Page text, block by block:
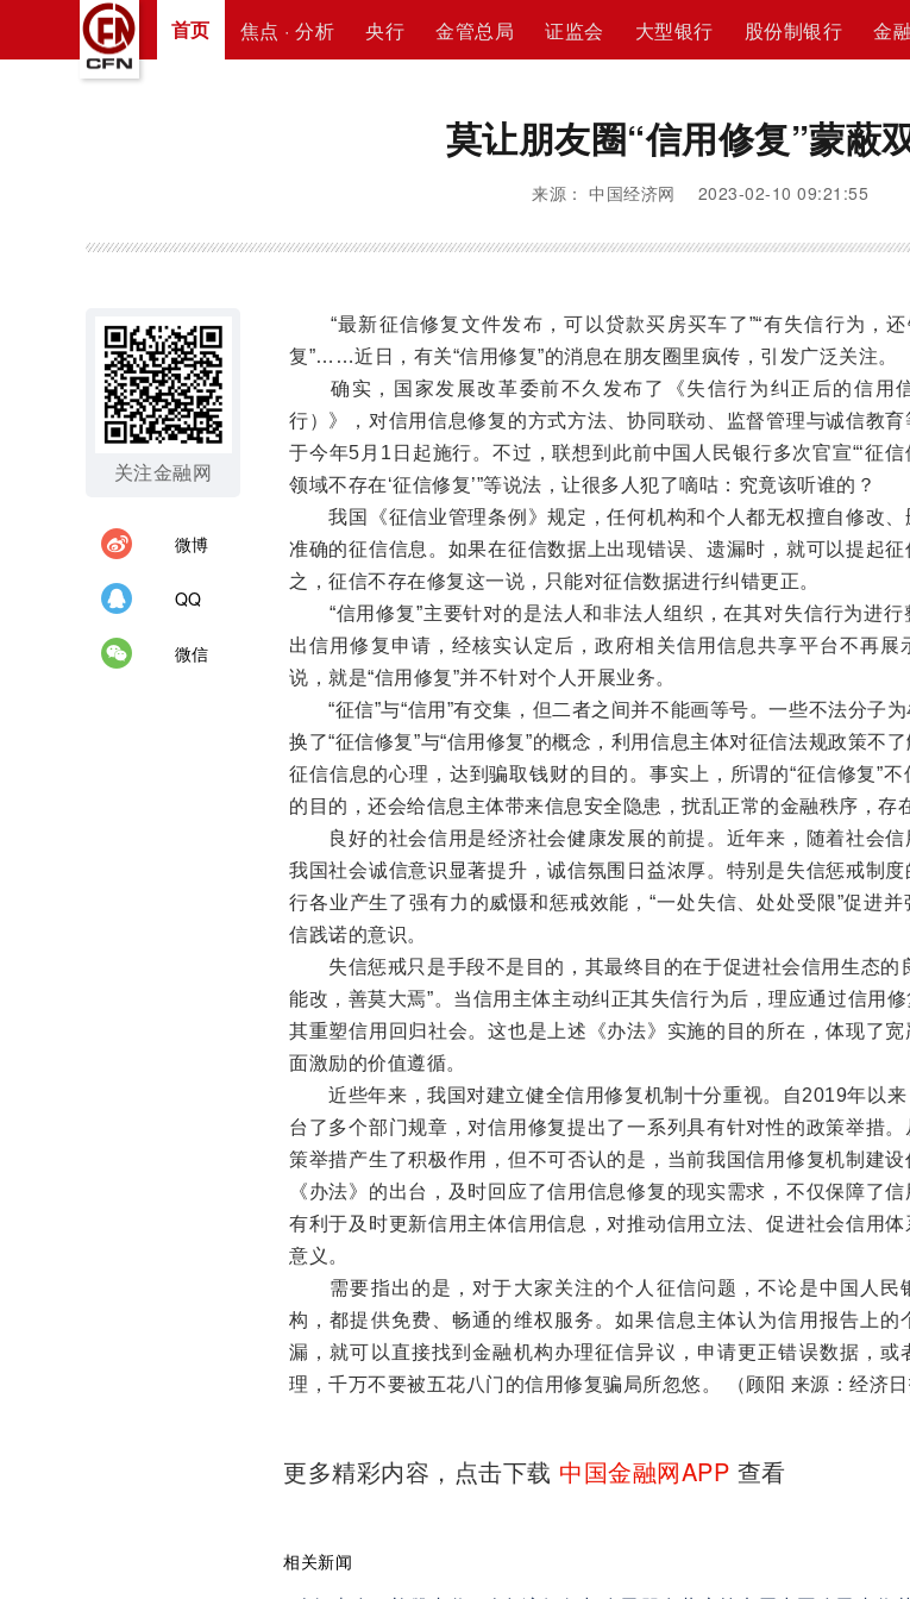
首页 焦点 · 分析 央行 金管总局 证监会 大型银行 股份制银行 金
莫让朋友圈“信用修复”蒙蔽
来源： 中国经济网 2023-02-10 09:21:55
关注金融网
微博
QQ
微信
“最新征信修复文件发布，可以贷款买房买车了”“有失信行为，还
复”……近日，有关“信用修复”的消息在朋友圈里疯传，引发广泛关注。
确实，国家发展改革委前不久发布了《失信行为纠正后的信用
行）》，对信用信息修复的方式方法、协同联动、监督管理与诚信教
于今年5月1日起施行。不过，联想到此前中国人民银行多次官宣“‘征信
领域不存在‘征信修复’”等说法，让很多人犯了嘀咕：究竟该听谁的？
我国《征信业管理条例》规定，任何机构和个人都无权擅自修改、
准确的征信信息。如果在征信数据上出现错误、遗漏时，就可以提起
之，征信不存在修复这一说，只能对征信数据进行纠错更正。
“信用修复”主要针对的是法人和非法人组织，在其对失信行为进行
出信用修复申请，经核实认定后，政府相关信用信息共享平台不再展
说，就是“信用修复”并不针对个人开展业务。
“征信”与“信用”有交集，但二者之间并不能画等号。一些不法分子为
换了“征信修复”与“信用修复”的概念，利用信息主体对征信法规政策不
征信信息的心理，达到骗取钱财的目的。事实上，所谓的“征信修复”
的目的，还会给信息主体带来信息安全隐患，扰乱正常的金融秩序，存
良好的社会信用是经济社会健康发展的前提。近年来，随着社会信
我国社会诚信意识显著提升，诚信氛围日益浓厚。特别是失信惩戒制
行各业产生了强有力的威慑和惩戒效能，“一处失信、处处受限”促进
信践诺的意识。
失信惩戒只是手段不是目的，其最终目的在于促进社会信用生态的
能改，善莫大焉”。当信用主体主动纠正其失信行为后，理应通过信用
其重塑信用回归社会。这也是上述《办法》实施的目的所在，体现了
面激励的价值遵循。
近些年来，我国对建立健全信用修复机制十分重视。自2019年以来
台了多个部门规章，对信用修复提出了一系列具有针对性的政策举措
策举措产生了积极作用，但不可否认的是，当前我国信用修复机制建
《办法》的出台，及时回应了信用信息修复的现实需求，不仅保障了
有利于及时更新信用主体信用信息，对推动信用立法、促进社会信用
意义。
需要指出的是，对于大家关注的个人征信问题，不论是中国人民
构，都提供免费、畅通的维权服务。如果信息主体认为信用报告上的
漏，就可以直接找到金融机构办理征信异议，申请更正错误数据，或
理，千万不要被五花八门的信用修复骗局所忽悠。 （顾阳 来源：经济日
更多精彩内容，点击下载 中国金融网APP 查看
相关新闻